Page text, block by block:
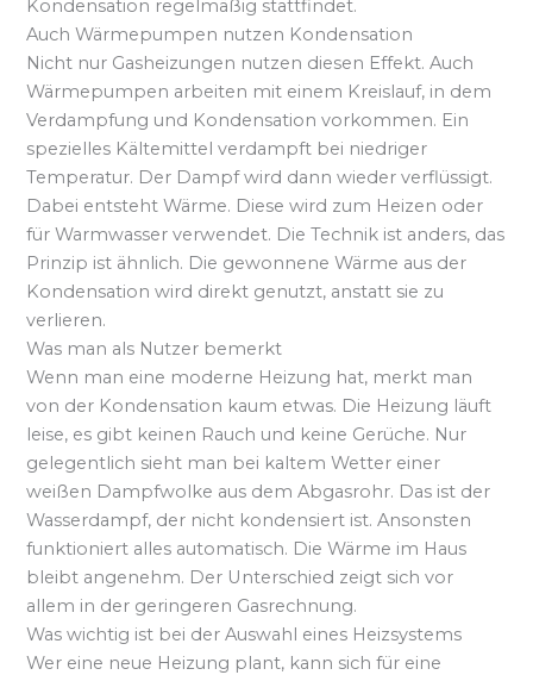
Kondensation regelmäßig stattfindet.
Auch Wärmepumpen nutzen Kondensation
Nicht nur Gasheizungen nutzen diesen Effekt. Auch
Wärmepumpen arbeiten mit einem Kreislauf, in dem
Verdampfung und Kondensation vorkommen. Ein
spezielles Kältemittel verdampft bei niedriger
Temperatur. Der Dampf wird dann wieder verflüssigt.
Dabei entsteht Wärme. Diese wird zum Heizen oder
für Warmwasser verwendet. Die Technik ist anders, das
Prinzip ist ähnlich. Die gewonnene Wärme aus der
Kondensation wird direkt genutzt, anstatt sie zu
verlieren.
Was man als Nutzer bemerkt
Wenn man eine moderne Heizung hat, merkt man
von der Kondensation kaum etwas. Die Heizung läuft
leise, es gibt keinen Rauch und keine Gerüche. Nur
gelegentlich sieht man bei kaltem Wetter einer
weißen Dampfwolke aus dem Abgasrohr. Das ist der
Wasserdampf, der nicht kondensiert ist. Ansonsten
funktioniert alles automatisch. Die Wärme im Haus
bleibt angenehm. Der Unterschied zeigt sich vor
allem in der geringeren Gasrechnung.
Was wichtig ist bei der Auswahl eines Heizsystems
Wer eine neue Heizung plant, kann sich für eine